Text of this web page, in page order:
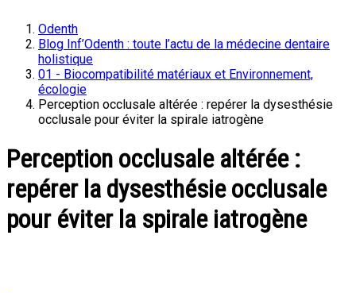
Odenth
Blog Inf’Odenth : toute l’actu de la médecine dentaire
holistique
01 - Biocompatibilité matériaux et Environnement,
écologie
Perception occlusale altérée : repérer la dysesthésie
occlusale pour éviter la spirale iatrogène
Perception occlusale altérée :
repérer la dysesthésie occlusale
pour éviter la spirale iatrogène